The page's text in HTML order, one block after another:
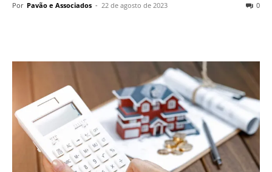
Por Pavão e Associados - 22 de agosto de 2023 0